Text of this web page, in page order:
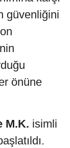
güvenliğini
önüne
M.K. isimli